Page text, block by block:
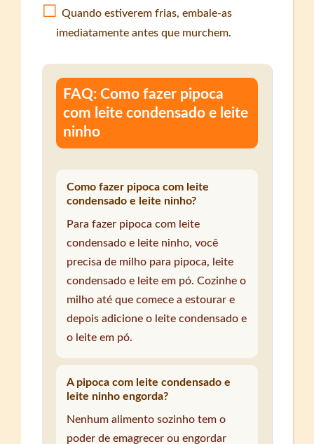
Quando estiverem frias, embale-as
imediatamente antes que murchem.
FAQ: Como fazer pipoca
com leite condensado e leite
ninho
Como fazer pipoca com leite
condensado e leite ninho?
Para fazer pipoca com leite
condensado e leite ninho, você
precisa de milho para pipoca, leite
condensado e leite em pó. Cozinhe o
milho até que comece a estourar e
depois adicione o leite condensado e
o leite em pó.
A pipoca com leite condensado e
leite ninho engorda?
Nenhum alimento sozinho tem o
poder de emagrecer ou engordar